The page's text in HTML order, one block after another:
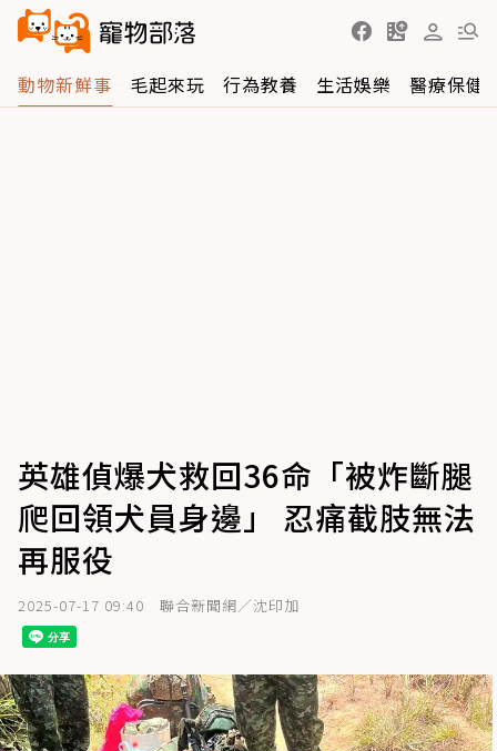
動物新鮮事 毛起來玩 行為教養 生活娛樂 醫療保健
英雄偵爆犬救回36命「被炸斷腿
爬回領犬員身邊」 忍痛截肢無法
再服役
2025-07-17 09:40 聯合新聞網／沈印加